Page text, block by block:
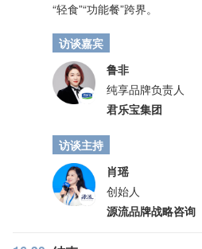
“轻食”“功能餐”跨界。
访谈嘉宾
鲁非
纯享品牌负责人
君乐宝集团
访谈主持
肖瑶
创始人
源流品牌战略咨询